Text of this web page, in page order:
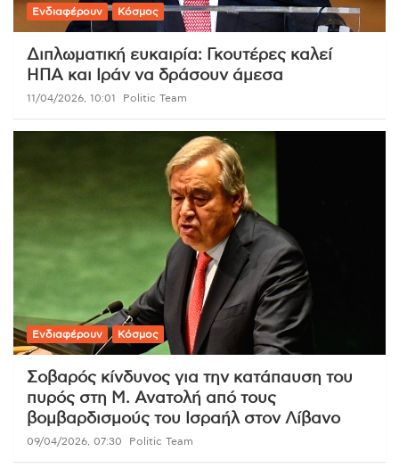
Ενδιαφέρουν Κόσμος
Διπλωματική ευκαιρία: Γκουτέρες καλεί
ΗΠΑ και Ιράν να δράσουν άμεσα
11/04/2026, 10:01 Politic Team
Ενδιαφέρουν Κόσμος
Σοβαρός κίνδυνος για την κατάπαυση του
πυρός στη Μ. Ανατολή από τους
βομβαρδισμούς του Ισραήλ στον Λίβανο
09/04/2026, 07:30 Politic Team